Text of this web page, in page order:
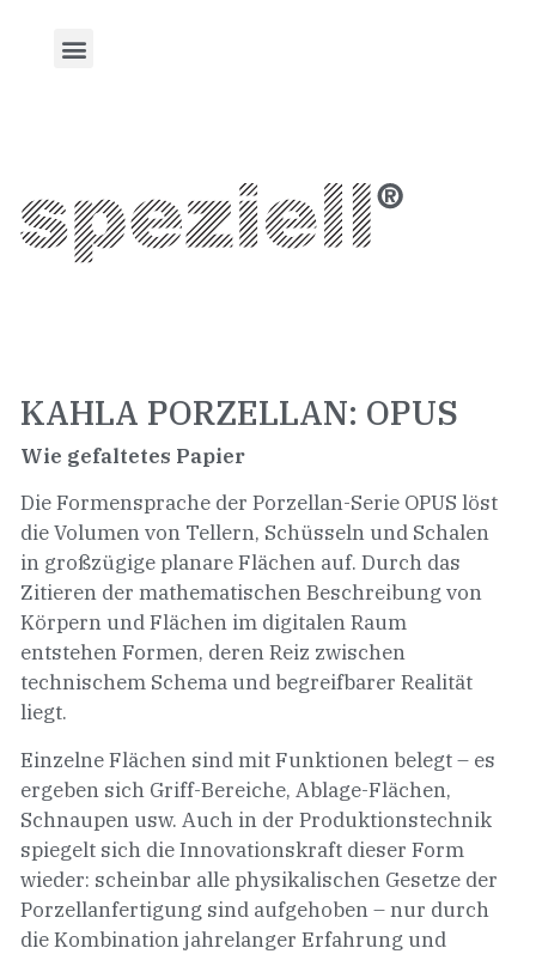
KAHLA PORZELLAN: OPUS
Wie gefaltetes Papier
Die Formensprache der Porzellan-Serie OPUS löst
die Volumen von Tellern, Schüsseln und Schalen
in großzügige planare Flächen auf. Durch das
Zitieren der mathematischen Beschreibung von
Körpern und Flächen im digitalen Raum
entstehen Formen, deren Reiz zwischen
technischem Schema und begreifbarer Realität
liegt.
Einzelne Flächen sind mit Funktionen belegt – es
ergeben sich Griff-Bereiche, Ablage-Flächen,
Schnaupen usw. Auch in der Produktionstechnik
spiegelt sich die Innovationskraft dieser Form
wieder: scheinbar alle physikalischen Gesetze der
Porzellanfertigung sind aufgehoben – nur durch
die Kombination jahrelanger Erfahrung und